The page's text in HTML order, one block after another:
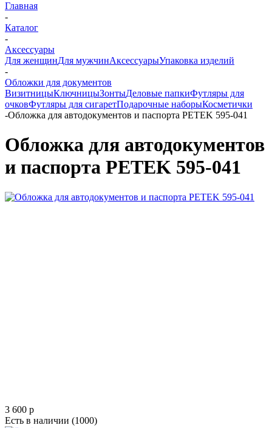
Главная
-
Каталог
-
Аксессуары
Для женщинДля мужчинАксессуарыУпаковка изделий
-
Обложки для документов
ВизитницыКлючницыЗонтыДеловые папкиФутляры для
очковФутляры для сигаретПодарочные наборыКосметички
-Обложка для автодокументов и паспорта PETEK 595-041
Обложка для автодокументов
и паспорта PETEK 595-041
3 600 p
Есть в наличии (1000)